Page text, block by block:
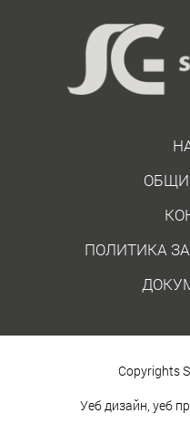
ОБЩИ
ПОЛИТИКА
Copyrights
Уеб дизайн, уеб